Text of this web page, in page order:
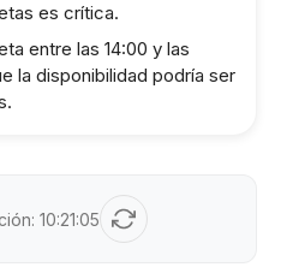
es crítica.
entre las 14:00 y las
la disponibilidad podría ser
10:21:05